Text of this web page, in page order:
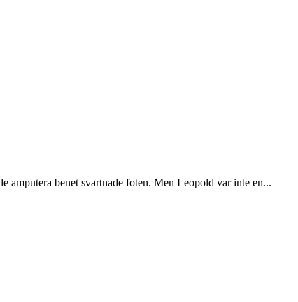
amputera benet svartnade foten. Men Leopold var inte en...